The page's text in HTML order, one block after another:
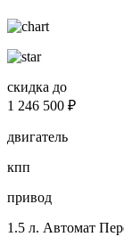
скидка до
1 246 500 ₽
двигатель
кпп
привод
1.5 л. Автомат